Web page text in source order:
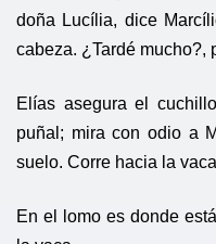
doña Lucília, dice
cabeza. ¿Tardé mucho?,
Elías asegura el
puñal; mira con odio a
suelo. Corre hacia la
En el lomo es donde